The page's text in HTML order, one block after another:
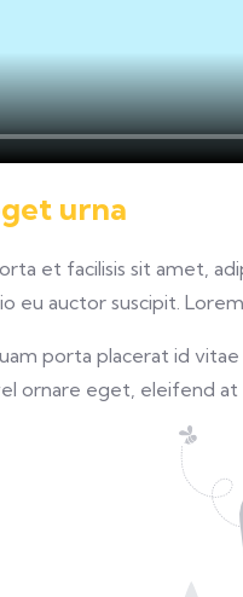
urna
et facilisis sit amet,
eu auctor suscipit.
porta placerat id
ornare eget, eleifend at